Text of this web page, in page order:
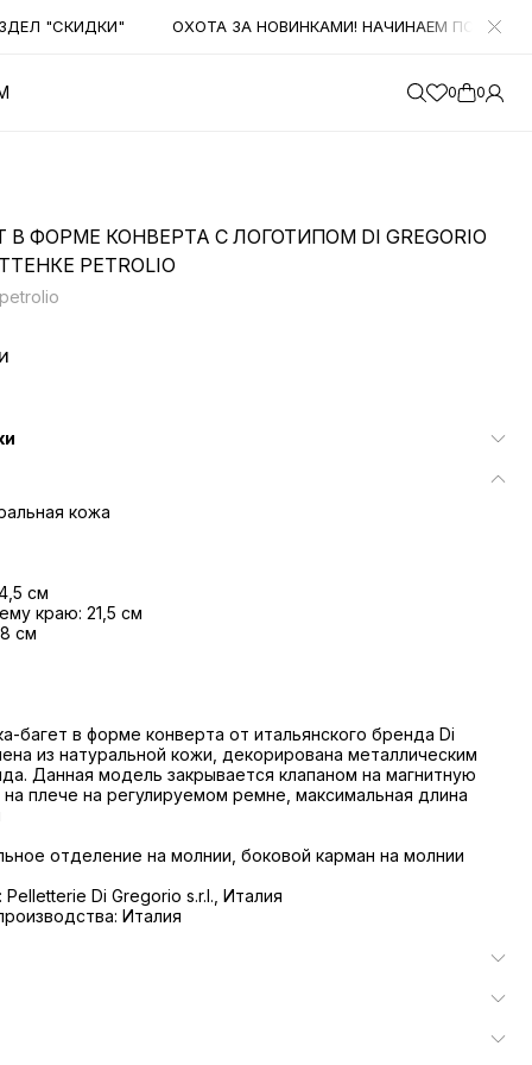
"СКИДКИ" ОХОТА ЗА НОВИНКАМИ! НАЧИНАЕМ ПОЛУЧАТЬ
0 0
ФОРМЕ КОНВЕРТА С ЛОГОТИПОМ DI GREGORIO
PETROLIO
кожа
см
краю: 21,5 см
см
багет в форме конверта от итальянского бренда Di
из натуральной кожи, декорирована металлическим
Данная модель закрывается клапаном на магнитную
на плече на регулируемом ремне, максимальная длина
отделение на молнии, боковой карман на молнии
Di Gregorio s.r.l., Италия
Италия